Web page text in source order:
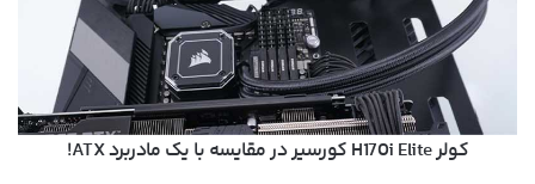
کولر H170i Elite کورسیر در مقایسه با یک مادربرد ATX!